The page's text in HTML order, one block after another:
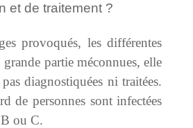
et de traitement ?
provoqués, les différentes
grande partie méconnues, elle
diagnostiquées ni traitées.
de personnes sont infectées
ou C.